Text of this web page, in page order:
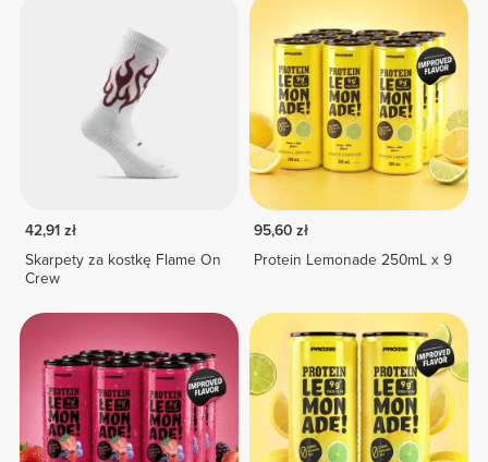
42,91 zł
Skarpety za kostkę Flame On
Crew
95,60 zł
Protein Lemonade 250mL x 9